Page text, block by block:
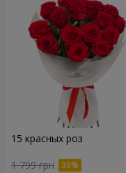
15 красных роз
1 799 грн